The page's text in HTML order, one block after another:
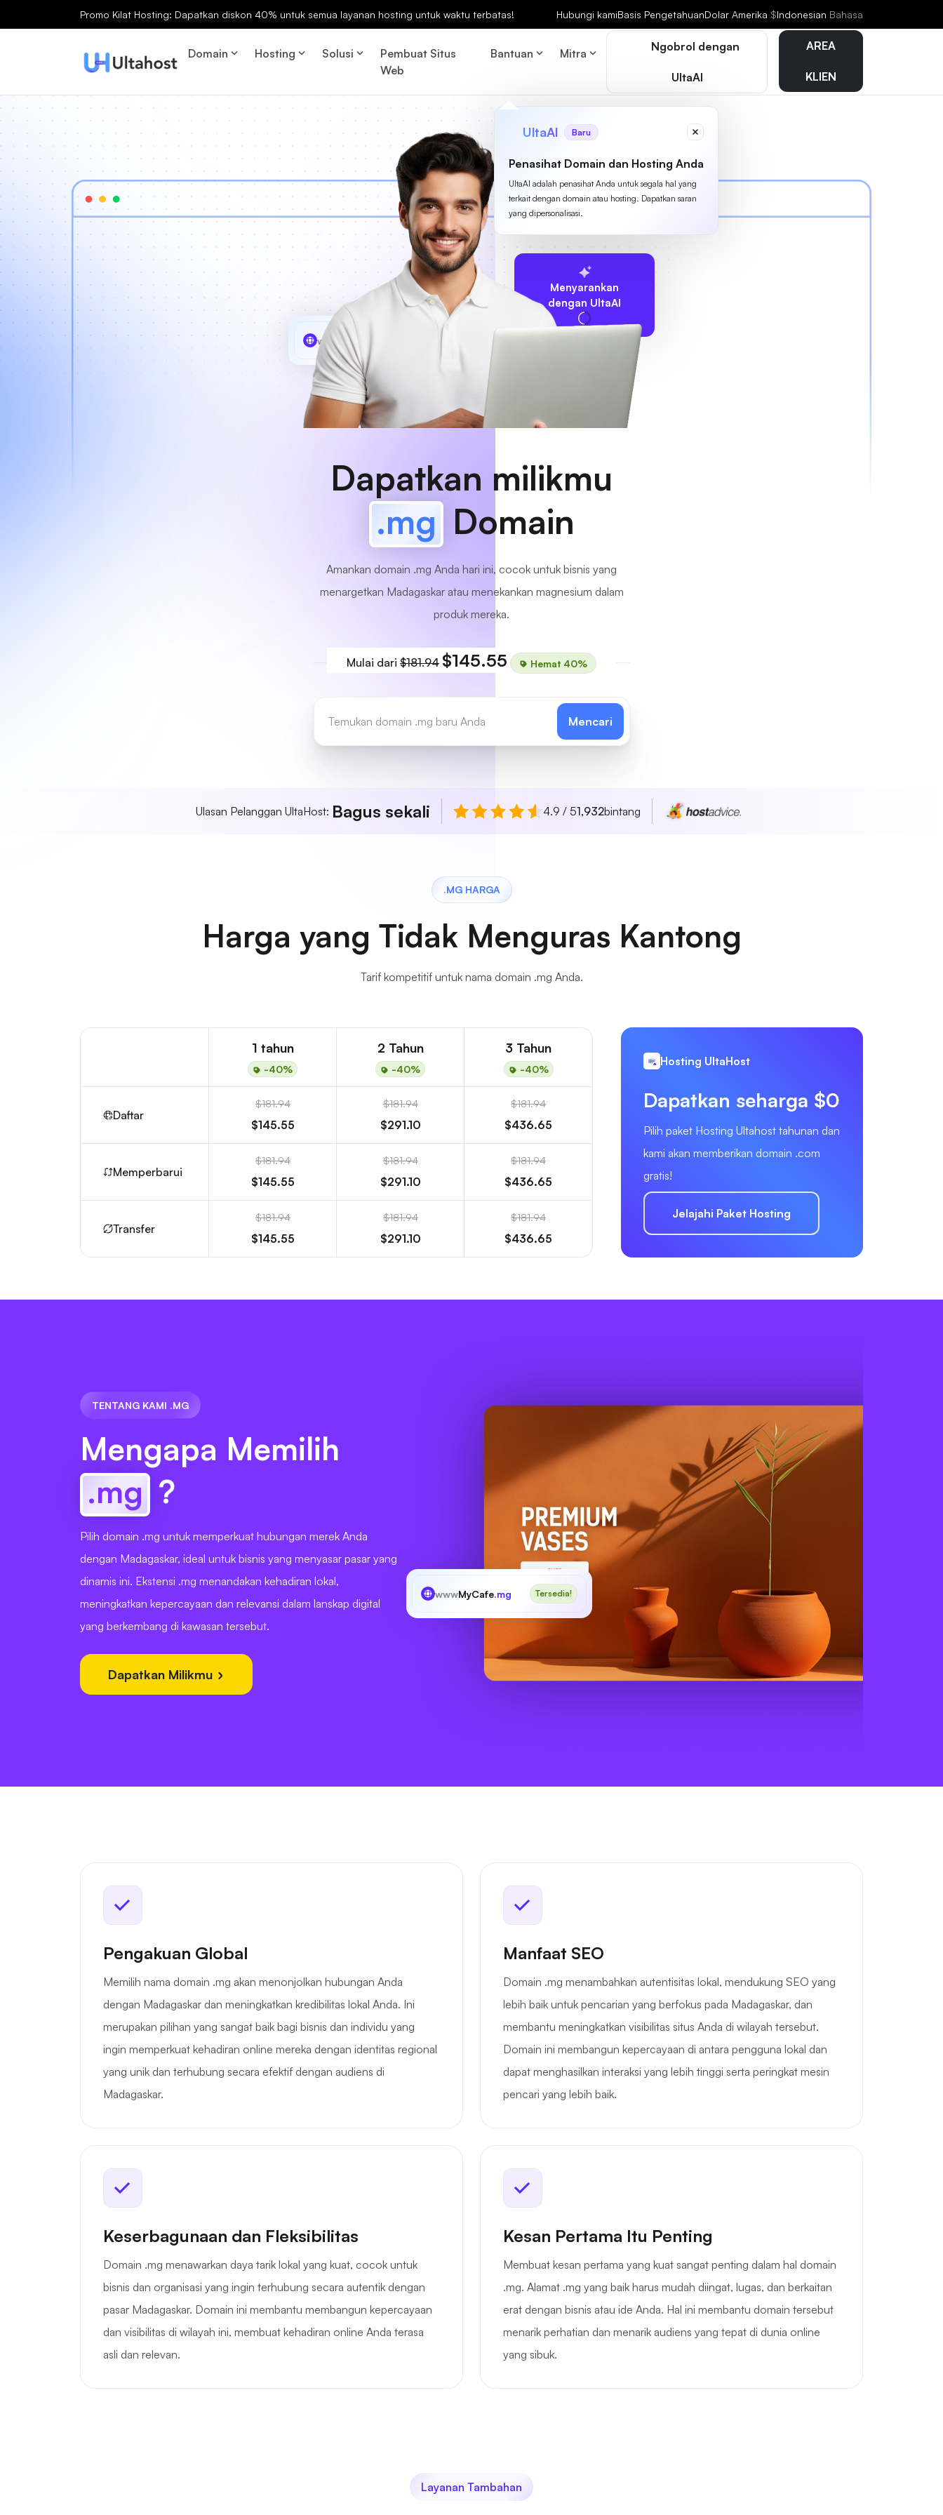
Promo Kilat Hosting: Dapatkan diskon 40% untuk semua layanan hosting untuk waktu terbatas! Hubungi kamiBasis PengetahuanDolar Amerika $Indonesian Bahasa
Domain Hosting Solusi
Pembuat Situs
Web
Bantuan Mitra Ngobrol dengan
UltaAI
UltaAI Baru
Penasihat Domain dan Hosting Anda
UltaAI adalah penasihat Anda untuk segala hal yang
terkait dengan domain atau hosting. Dapatkan saran
yang dipersonalisasi.
AREA
KLIEN
Menyarankan
dengan UltaAI
www MyCafe
Dapatkan milikmu
.mg Domain
Amankan domain .mg Anda hari ini, cocok untuk bisnis yang
menargetkan Madagaskar atau menekankan magnesium dalam
produk mereka.
Mulai dari $181.94 $145.55 Hemat 40%
Mencari
Ulasan Pelanggan UltaHost: Bagus sekali 4.9 / 51,932bintang
.MG HARGA
Harga yang Tidak Menguras Kantong
Tarif kompetitif untuk nama domain .mg Anda.
1 tahun
-40%
2 Tahun
-40%
3 Tahun
-40%
Daftar
$181.94
$145.55
$181.94
$291.10
$181.94
$436.65
Memperbarui
$181.94
$145.55
$181.94
$291.10
$181.94
$436.65
Transfer
$181.94
$145.55
$181.94
$291.10
$181.94
$436.65
Hosting UltaHost
Dapatkan seharga $0
Pilih paket Hosting Ultahost tahunan dan
kami akan memberikan domain .com
gratis!
Jelajahi Paket Hosting
TENTANG KAMI .MG
Mengapa Memilih
.mg ?
Pilih domain .mg untuk memperkuat hubungan merek Anda
dengan Madagaskar, ideal untuk bisnis yang menyasar pasar yang
dinamis ini. Ekstensi .mg menandakan kehadiran lokal,
meningkatkan kepercayaan dan relevansi dalam lanskap digital
yang berkembang di kawasan tersebut.
Dapatkan Milikmu
wwwMyCafe.mg Tersedia!
Pengakuan Global
Memilih nama domain .mg akan menonjolkan hubungan Anda
dengan Madagaskar dan meningkatkan kredibilitas lokal Anda. Ini
merupakan pilihan yang sangat baik bagi bisnis dan individu yang
ingin memperkuat kehadiran online mereka dengan identitas regional
yang unik dan terhubung secara efektif dengan audiens di
Madagaskar.
Manfaat SEO
Domain .mg menambahkan autentisitas lokal, mendukung SEO yang
lebih baik untuk pencarian yang berfokus pada Madagaskar, dan
membantu meningkatkan visibilitas situs Anda di wilayah tersebut.
Domain ini membangun kepercayaan di antara pengguna lokal dan
dapat menghasilkan interaksi yang lebih tinggi serta peringkat mesin
pencari yang lebih baik.
Keserbagunaan dan Fleksibilitas
Domain .mg menawarkan daya tarik lokal yang kuat, cocok untuk
bisnis dan organisasi yang ingin terhubung secara autentik dengan
pasar Madagaskar. Domain ini membantu membangun kepercayaan
dan visibilitas di wilayah ini, membuat kehadiran online Anda terasa
asli dan relevan.
Kesan Pertama Itu Penting
Membuat kesan pertama yang kuat sangat penting dalam hal domain
.mg. Alamat .mg yang baik harus mudah diingat, lugas, dan berkaitan
erat dengan bisnis atau ide Anda. Hal ini membantu domain tersebut
menarik perhatian dan menarik audiens yang tepat di dunia online
yang sibuk.
Layanan Tambahan